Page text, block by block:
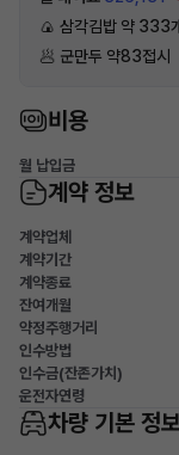
🍙 삼각김밥 약 333
🥟 군만두 약83접시
비용
월 납입금
계약 정보
계약업체
계약기간
계약종료
잔여개월
약정주행거리
인수방법
인수금(잔존가치)
운전자연령
차량 기본 정